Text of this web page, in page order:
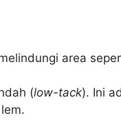
area
(low-tack). Ini